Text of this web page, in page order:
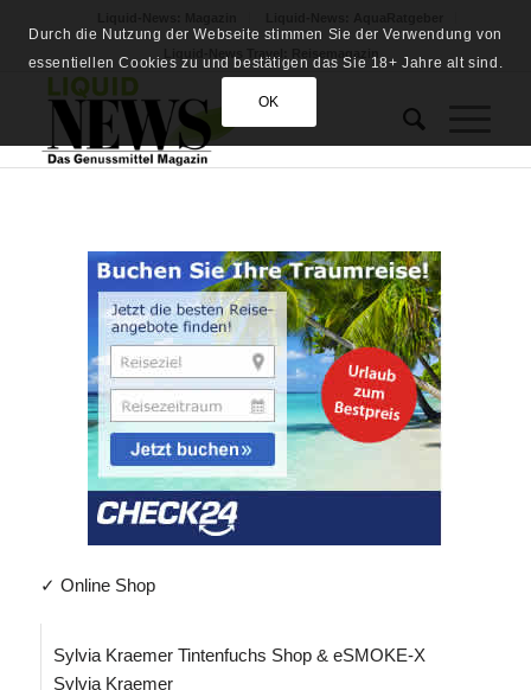
✓ Online Shop
Sylvia Kraemer Tintenfuchs Shop & eSMOKE-X
Sylvia Kraemer
Durch die Nutzung der Webseite stimmen Sie der Verwendung von
essentiellen Cookies zu und bestätigen das Sie 18+ Jahre alt sind.
OK